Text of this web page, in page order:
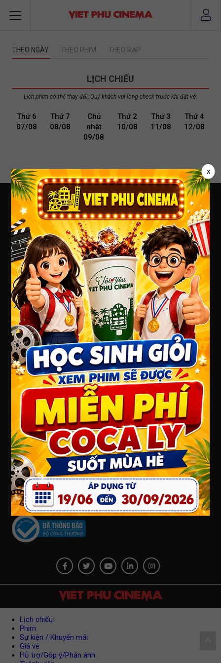
THEO NGÀY THEO PHIM THEO RẠP
LỊCH CHIẾU
Lịch phim có thể thay đổi, Quý khách vui lòng check trước khi đặt vé.
Thứ 6
07/08
Thứ 7
08/08
Chủ
nhật
09/08
Thứ 2
10/08
Thứ 3
11/08
Thứ 4
12/08
x
VIỆT PHÚ CINEMA
CÔNG TY TNHH DỊCH VỤ NGUỒN MỚI
Số ĐKKD : 3502124082 - cấp ngày : 19/04/2012 tại Sở
KHĐT Tỉnh BRVT
Địa chỉ : 7 Lê Hồng Phong, Phường 7, Thành phố Vũng
Tàu, Bà Rịa - Vũng Tàu
Điện thoại: 0254 3573 655
Website: www.vietphucinema.com
GIỚI THIỆU
Việt Phú Cinema Vũng Tàu
QUY ĐỊNH CHÍNH SÁCH
Chính sách bảo mật thông tin
Chính sách giá và thanh toán
Chính sách giao nhận
Chính sách đổi trả/ hoàn tiền
PHÂN LOẠI PHỔ BIẾN PHIM
FANPAGE
Việt Phú Cinema
Lịch chiếu
Phim
Sự kiện / Khuyến mãi
Giá vé
Hỗ trợ/Góp ý/Phản ánh